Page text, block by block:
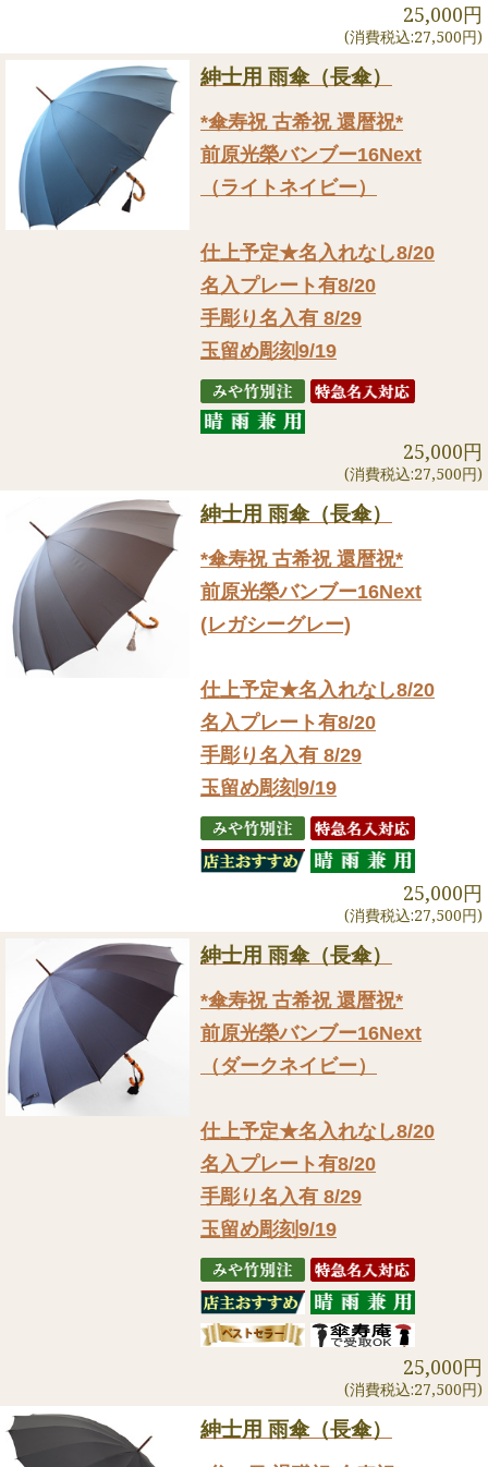
25,000円
(消費税込:27,500円)
紳士用 雨傘（長傘）
*傘寿祝 古希祝 還暦祝*
前原光榮バンブー16Next
（ライトネイビー）
仕上予定★名入れなし8/20
名入プレート有8/20
手彫り名入有 8/29
玉留め彫刻9/19
25,000円
(消費税込:27,500円)
紳士用 雨傘（長傘）
*傘寿祝 古希祝 還暦祝*
前原光榮バンブー16Next
(レガシーグレー)
仕上予定★名入れなし8/20
名入プレート有8/20
手彫り名入有 8/29
玉留め彫刻9/19
25,000円
(消費税込:27,500円)
紳士用 雨傘（長傘）
*傘寿祝 古希祝 還暦祝*
前原光榮バンブー16Next
（ダークネイビー）
仕上予定★名入れなし8/20
名入プレート有8/20
手彫り名入有 8/29
玉留め彫刻9/19
25,000円
(消費税込:27,500円)
紳士用 雨傘（長傘）